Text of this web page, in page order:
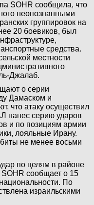
SOHR сообщила, что
неопознанными
группировок на
20 боевиков, был
средства.
местности
Джалаб.
о серии
Дамаском и
что атаку осуществил
серию ударов
и по позициям армии
лояльные Ирану.
не менее восьми
по целям в районе
сообщает о 15
По
израильскими